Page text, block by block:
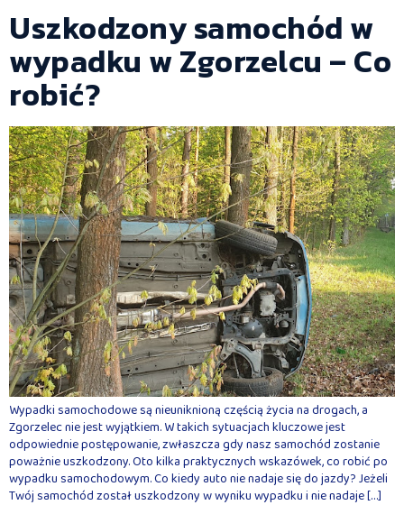
Uszkodzony samochód w
wypadku w Zgorzelcu – Co
robić?
Wypadki samochodowe są nieuniknioną częścią życia na drogach, a
Zgorzelec nie jest wyjątkiem. W takich sytuacjach kluczowe jest
odpowiednie postępowanie, zwłaszcza gdy nasz samochód zostanie
poważnie uszkodzony. Oto kilka praktycznych wskazówek, co robić po
wypadku samochodowym. Co kiedy auto nie nadaje się do jazdy? Jeżeli
Twój samochód został uszkodzony w wyniku wypadku i nie nadaje […]